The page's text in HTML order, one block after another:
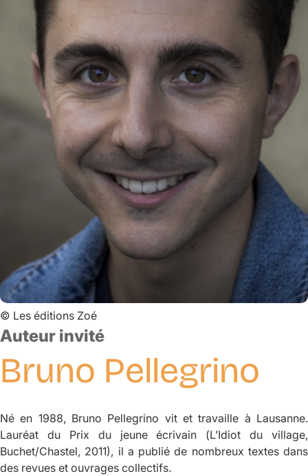
© Les éditions Zoé
Auteur invité
Bruno Pellegrino
Né en 1988, Bruno Pellegrino vit et travaille à Lausanne.
Lauréat du Prix du jeune écrivain (L’Idiot du village,
Buchet/Chastel, 2011), il a publié de nombreux textes dans
des revues et ouvrages collectifs.